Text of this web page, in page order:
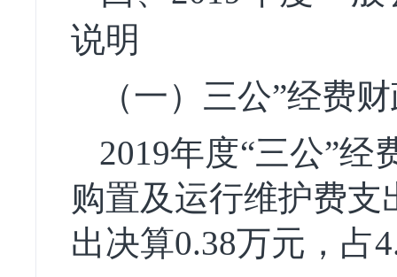
说明
（一） 三公”经费
2019年度“三公”经
购置及运行维护费支
出决算0.38万元，占